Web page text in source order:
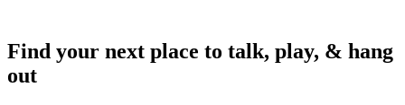
Find your next place to talk, play, & hang
out